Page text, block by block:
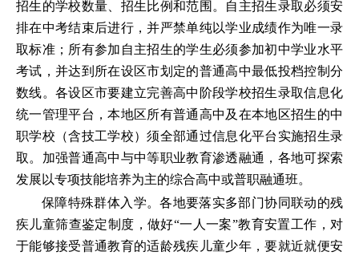
招生的学校数量、招生比例和范围。自主招生录取必须安
排在中考结束后进行，并严禁单纯以学业成绩作为唯一录
取标准；所有参加自主招生的学生必须参加初中学业水平
考试，并达到所在设区市划定的普通高中最低投档控制分
数线。各设区市要建立完善高中阶段学校招生录取信息化
统一管理平台，本地区所有普通高中及在本地区招生的中
职学校（含技工学校）须全部通过信息化平台实施招生录
取。加强普通高中与中等职业教育渗透融通，各地可探索
发展以专项技能培养为主的综合高中或普职融通班。
保障特殊群体入学。各地要落实多部门协同联动的残
疾儿童筛查鉴定制度，做好“一人一案”教育安置工作，对
于能够接受普通教育的适龄残疾儿童少年，要就近就便安